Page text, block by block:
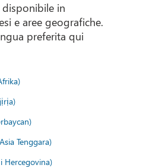
in
e aree geografiche.
preferita qui
Tenggara)
Hercegovina)